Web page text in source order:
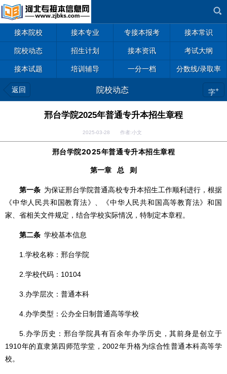
接本院校 接本专业 专接本报考 接本常识
院校动态 招生计划 接本资讯 考试大纲
接本试题 培训辅导 一分一档 分数线/录取率
返回 院校动态 字+
邢台学院2025年普通专升本招生章程
2025-03-28 作者:小文
邢台学院2025年普通专升本招生章程
第一章 总 则
第一条 为保证邢台学院普通高校专升本招生工作顺利进行，根据
《中华人民共和国教育法》、《中华人民共和国高等教育法》和国
家、省相关文件规定，结合学校实际情况，特制定本章程。
第二条 学校基本信息
1.学校名称：邢台学院
2.学校代码：10104
3.办学层次：普通本科
4.办学类型：公办全日制普通高等学校
5.办学历史：邢台学院具有百余年办学历史，其前身是创立于
1910年的直隶第四师范学堂，2002年升格为综合性普通本科高等学
校。